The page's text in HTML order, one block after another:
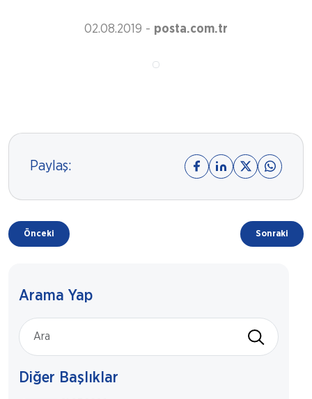
02.08.2019 - posta.com.tr
Paylaş:
Önceki Sonraki
Arama Yap
Diğer Başlıklar